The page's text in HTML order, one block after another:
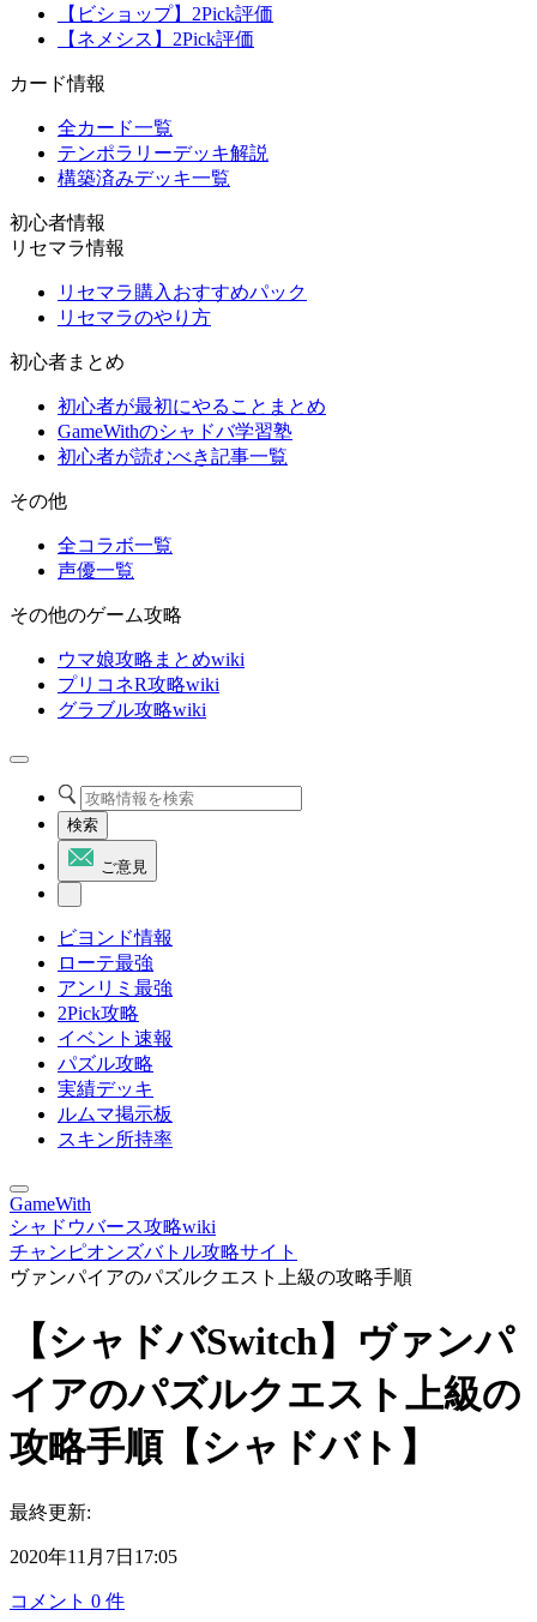
【ビショップ】2Pick評価
【ネメシス】2Pick評価
カード情報
全カード一覧
テンポラリーデッキ解説
構築済みデッキ一覧
初心者情報
リセマラ情報
リセマラ購入おすすめパック
リセマラのやり方
初心者まとめ
初心者が最初にやることまとめ
GameWithのシャドバ学習塾
初心者が読むべき記事一覧
その他
全コラボ一覧
声優一覧
その他のゲーム攻略
ウマ娘攻略まとめwiki
プリコネR攻略wiki
グラブル攻略wiki
検索
ご意見
ビヨンド情報
ローテ最強
アンリミ最強
2Pick攻略
イベント速報
パズル攻略
実績デッキ
ルムマ掲示板
スキン所持率
GameWith
シャドウバース攻略wiki
チャンピオンズバトル攻略サイト
ヴァンパイアのパズルクエスト上級の攻略手順
【シャドバSwitch】ヴァンパ
イアのパズルクエスト上級の
攻略手順【シャドバト】
最終更新:
2020年11月7日17:05
コメント 0 件